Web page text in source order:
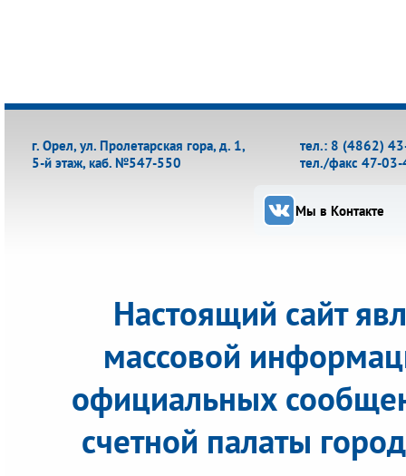
г. Орел, ул. Пролетарская гора, д. 1,
5-й этаж, каб. №547-550
тел.: 8 (4862)
тел./факс 47-
Мы в Контакте
Настоящий сайт
массовой
официальных
счетной палаты